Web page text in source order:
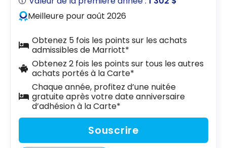
Meilleure pour août 2026
Obtenez 5 fois les points sur les achats
admissibles de Marriott*
Obtenez 2 fois les points sur tous les autres
achats portés à la Carte*
Chaque année, profitez d’une nuitée
gratuite après votre date anniversaire
d’adhésion à la Carte*
Souscrire